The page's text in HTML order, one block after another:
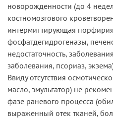
новорожденности (до 4
костномозгового
интермиттирующая
фосфатдегидрогеназы,
недостаточность,
заболевания, псориаз,
Ввиду отсутствия
масло, эмульгатор) не
фазе раневого процесса
выраженный отек тканей,